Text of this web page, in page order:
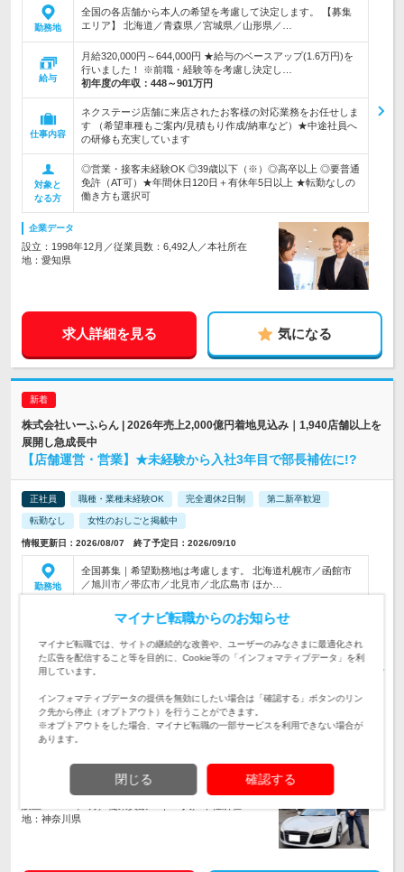
勤務地
全国の各店舗から本人の希望を考慮して決定します。 【募集
エリア】 北海道／青森県／宮城県／山形県／…
給与
月給320,000円～644,000円 ★給与のベースアップ(1.6万円)を
行いました！ ※前職・経験等を考慮し決定し…
初年度の年収： 448～901万円
仕事内容
ネクステージ店舗に来店されたお客様の対応業務をお任せしま
す （希望車種もご案内/見積もり作成/納車など）★中途社員へ
の研修も充実しています
対象と
なる方
◎営業・接客未経験OK ◎39歳以下（※）◎高卒以上 ◎要普通
免許（AT可）★年間休日120日＋有休年5日以上 ★転勤なしの
働き方も選択可
企業データ
設立：1998年12月／従業員数：6,492人／本社所在
地：愛知県
求人詳細を見る 気になる
株式会社いーふらん | 2026年売上2,000億円着地見込み｜1,940店舗以上を
展開し急成長中
【店舗運営・営業】★未経験から入社3年目で部長補佐に!?
正社員 職種・業種未経験OK 完全週休2日制 第二新卒歓迎
転勤なし 女性のおしごと掲載中
情報更新日：2026/08/07 終了予定日：2026/09/10
勤務地
全国募集｜希望勤務地は考慮します。 北海道札幌市／函館市
／旭川市／帯広市／北見市／北広島市 ほか…
【店舗営業※全国転勤あり】 月給45万円以上+インセンティブ
内訳：基本給23万円＋秘密保持手当4万円＋…
初年度の年収：700～2,500万円
【高額インセンで年収アップ！未経験でも年収1,000万円以上
店舗運営・管理などを担当します
対象と
【未経験OK！高卒以上】営業・接客・販売・サービス業など
地：神奈川県
マイナビ転職からのお知らせ
マイナビ転職では、サイトの継続的な改善や、ユーザーのみなさまに最適化され
た広告を配信すること等を目的に、Cookie等の「インフォマティブデータ」を利
用しています。
インフォマティブデータの提供を無効にしたい場合は「確認する」ボタンのリン
ク先から停止（オプトアウト）を行うことができます。
※オプトアウトをした場合、マイナビ転職の一部サービスを利用できない場合が
あります。
閉じる 確認する